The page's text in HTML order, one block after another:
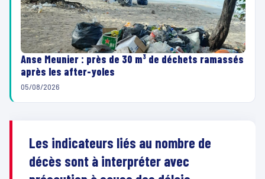
Anse Meunier : près de 30 m³ de déchets ramassés
après les after-yoles
05/08/2026
Les indicateurs liés au nombre de
décès sont à interpréter avec